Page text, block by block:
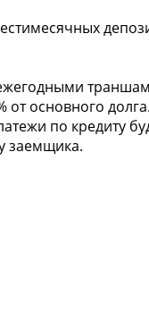
от основного
по кредиту
заемщика.